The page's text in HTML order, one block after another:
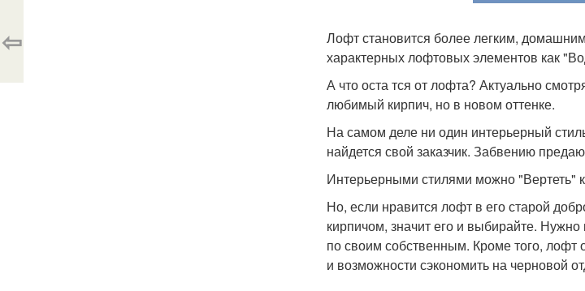
Лофт становится более легким,
характерных лофтовых элементов как
А что оста тся от лофта? Актуально
любимый кирпич, но в новом оттенке.
На самом деле ни один интерьерный
найдется свой заказчик. Забвению
Интерьерными стилями можно "Вертеть"
Но, если нравится лофт в его старой
кирпичом, значит его и выбирайте.
по своим собственным. Кроме того,
и возможности сэкономить на черновой
⇦